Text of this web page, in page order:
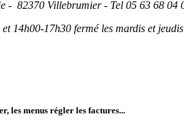
- 82370 Villebrumier - Tel 05 63 68
14h00-17h30 fermé les mardis et
les menus régler les factures...